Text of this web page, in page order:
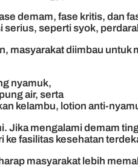
demam, fase kritis, dan
seperti syok,
masyarakat diimbau untuk
nyamuk,
air, serta
kelambu, lotion anti-
Jika mengalami demam
fasilitas kesehatan
masyarakat lebih